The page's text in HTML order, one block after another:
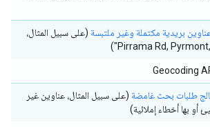
عناوين بريدية مكتملة وغير ملتبسة (على سبيل المثال،
طلبات بحث غامضة (على سبيل المثال، عناوين غير
أو بها أخطاء إملائية)